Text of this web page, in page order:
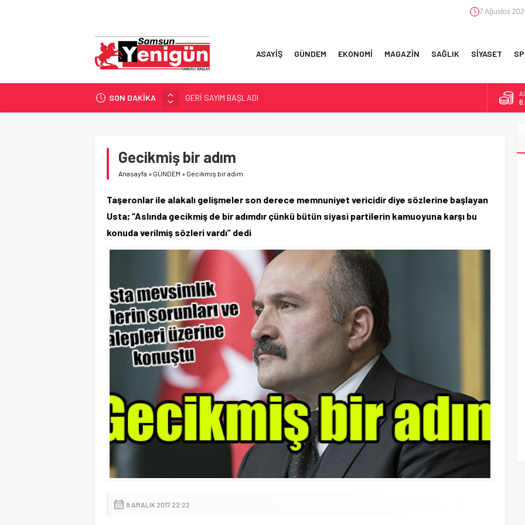
7 Ağustos
ASAYİŞ GÜNDEM EKONOMİ MAGAZİN SAĞLIK SİYASET
SON DAKİKA
GERİ SAYIM BAŞLADI
SAMSUNSPOR’DA HEDEF 5’İNCİLİK!
İŞTE FINDIK FİYATI!
Gecikmiş bir adım
Anasayfa » GÜNDEM » Gecikmiş bir adım
Taşeronlar ile alakalı gelişmeler son derece memnuniyet vericidir diye sözlerine başlayan
Usta; “Aslında gecikmiş de bir adımdır çünkü bütün siyasi partilerin kamuoyuna karşı bu
konuda verilmiş sözleri vardı” dedi
8 ARALIK 2017 22:22